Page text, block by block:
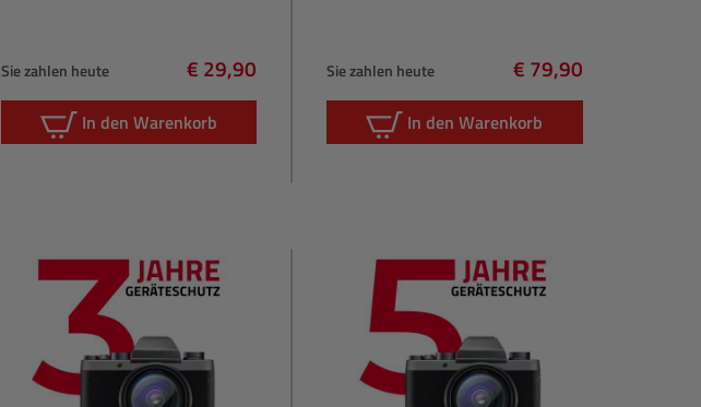
Sie zahlen heute
Regulärer Preis:
€ 29,90
In den Warenkorb
Sie zahlen heute
Regulärer Preis:
€ 79,90
In den Warenkorb